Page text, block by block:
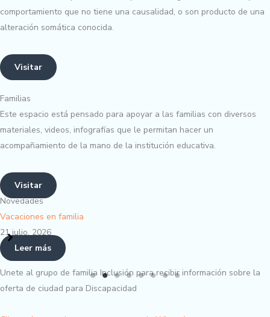
comportamiento que no tiene una causalidad, o son producto de una
alteración somática conocida.
Visitar
Familias
Este espacio está pensado para apoyar a las familias con diversos
materiales, videos, infografías que le permitan hacer un
acompañamiento de la mano de la institución educativa.
Visitar
Novedades
Unete al grupo de familia Inclusión para recibir información sobre la
oferta de ciudad para Discapacidad